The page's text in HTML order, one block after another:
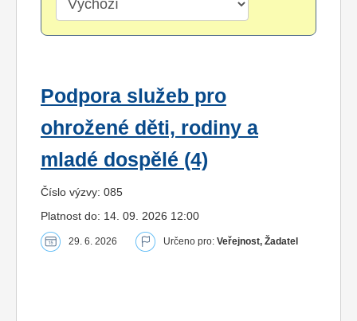
Podpora služeb pro
ohrožené děti, rodiny a
mladé dospělé (4)
Číslo výzvy: 085
Platnost do: 14. 09. 2026 12:00
29. 6. 2026 Určeno pro: Veřejnost, Žadatel